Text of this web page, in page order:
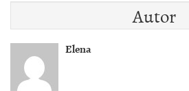
Autor
Elena